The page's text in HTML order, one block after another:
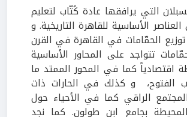
التي يرافقها عادة كُتّاب لتعليم
الأساسية للقاهرة التاريخية. و
الحمّامات في القاهرة في القرن
تتواجد على المحاور الأساسية
اقتصادياً كما في المحور الممتد ما
الفتوح، و كذلك في الحارات ذات
المجتمع الراقي كما في الأحياء حول
بجامع ابن طولون. كما نجد